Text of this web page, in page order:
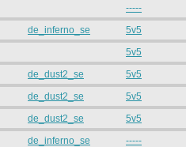
-----
de_inferno_se 5v5
5v5
de_dust2_se 5v5
de_dust2_se 5v5
de_dust2_se 5v5
de_inferno_se -----